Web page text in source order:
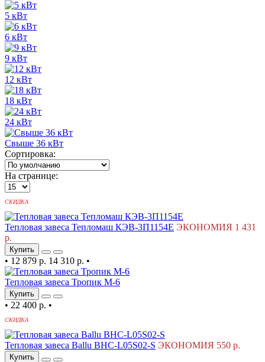
5 кВт
6 кВт
9 кВт
12 кВт
18 кВт
24 кВт
Свыше 36 кВт
Сортировка:
На странице:
СКИДКА
Тепловая завеса Тепломаш КЭВ-3П1154Е ЭКОНОМИЯ 1 431
р.
Купить
• 12 879 р. 14 310 р. •
Тепловая завеса Тропик М-6
Купить
• 22 400 р. •
СКИДКА
Тепловая завеса Ballu BHC-L05S02-S ЭКОНОМИЯ 550 р.
Купить